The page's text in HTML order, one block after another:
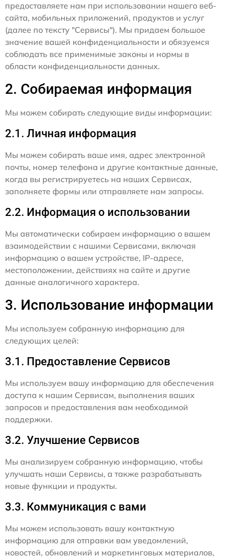
предоставляете нам при использовании нашего веб-
сайта, мобильных приложений, продуктов и услуг
(далее по тексту "Сервисы"). Мы придаем большое
значение вашей конфиденциальности и обязуемся
соблюдать все применимые законы и нормы в
области конфиденциальности данных.
2. Собираемая информация
Мы можем собирать следующие виды информации:
2.1. Личная информация
Мы можем собирать ваше имя, адрес электронной
почты, номер телефона и другие контактные данные,
когда вы регистрируетесь на наших Сервисах,
заполняете формы или отправляете нам запросы.
2.2. Информация о использовании
Мы автоматически собираем информацию о вашем
взаимодействии с нашими Сервисами, включая
информацию о вашем устройстве, IP-адресе,
местоположении, действиях на сайте и другие
данные аналогичного характера.
3. Использование информации
Мы используем собранную информацию для
следующих целей:
3.1. Предоставление Сервисов
Мы используем вашу информацию для обеспечения
доступа к нашим Сервисам, выполнения ваших
запросов и предоставления вам необходимой
поддержки.
3.2. Улучшение Сервисов
Мы анализируем собранную информацию, чтобы
улучшать наши Сервисы, а также разрабатывать
новые функции и продукты.
3.3. Коммуникация с вами
Мы можем использовать вашу контактную
информацию для отправки вам уведомлений,
новостей, обновлений и маркетинговых материалов,